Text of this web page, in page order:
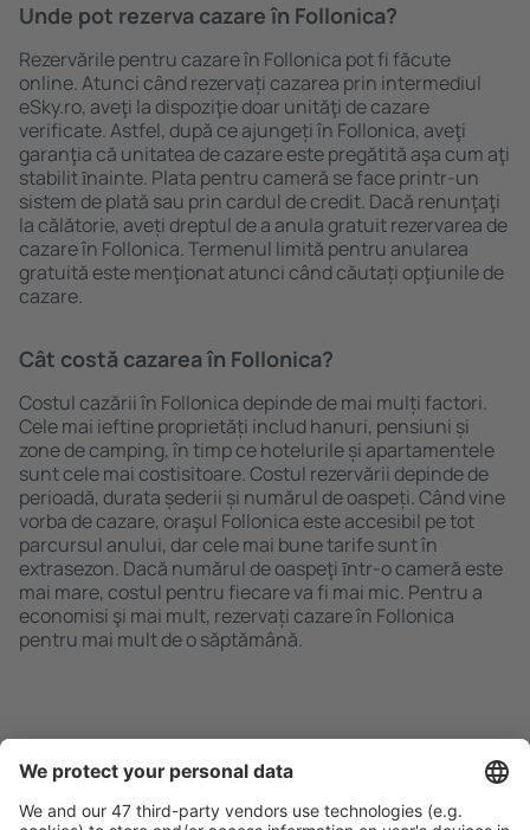
Unde pot rezerva cazare în Follonica?
Rezervările pentru cazare în Follonica pot fi făcute
online. Atunci când rezervați cazarea prin intermediul
eSky.ro, aveţi la dispoziţie doar unităţi de cazare
verificate. Astfel, după ce ajungeți în Follonica, aveţi
garanţia că unitatea de cazare este pregătită aşa cum aţi
stabilit ȋnainte. Plata pentru cameră se face printr-un
sistem de plată sau prin cardul de credit. Dacă renunţaţi
la călătorie, aveți dreptul de a anula gratuit rezervarea de
cazare în Follonica. Termenul limită pentru anularea
gratuită este menţionat atunci când căutați opţiunile de
cazare.
Cât costă cazarea în Follonica?
Costul cazării în Follonica depinde de mai mulți factori.
Cele mai ieftine proprietăți includ hanuri, pensiuni și
zone de camping, în timp ce hotelurile și apartamentele
sunt cele mai costisitoare. Costul rezervării depinde de
perioadă, durata șederii și numărul de oaspeți. Când vine
vorba de cazare, oraşul Follonica este accesibil pe tot
parcursul anului, dar cele mai bune tarife sunt în
extrasezon. Dacă numărul de oaspeţi ȋntr-o cameră este
mai mare, costul pentru fiecare va fi mai mic. Pentru a
economisi şi mai mult, rezervați cazare în Follonica
pentru mai mult de o săptămână.
Caută rapid şi uşor
Ofertă adaptată aşteptărilor tale.